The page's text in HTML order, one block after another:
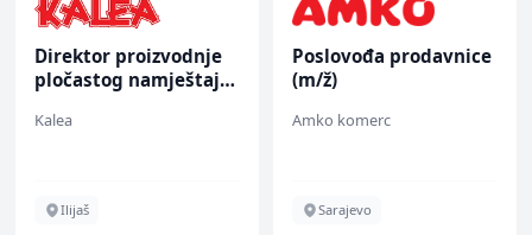
Direktor proizvodnje
pločastog namještaja
Kalea
Ilijaš
Poslovođa prodavnice
(m/ž)
Amko komerc
Sarajevo